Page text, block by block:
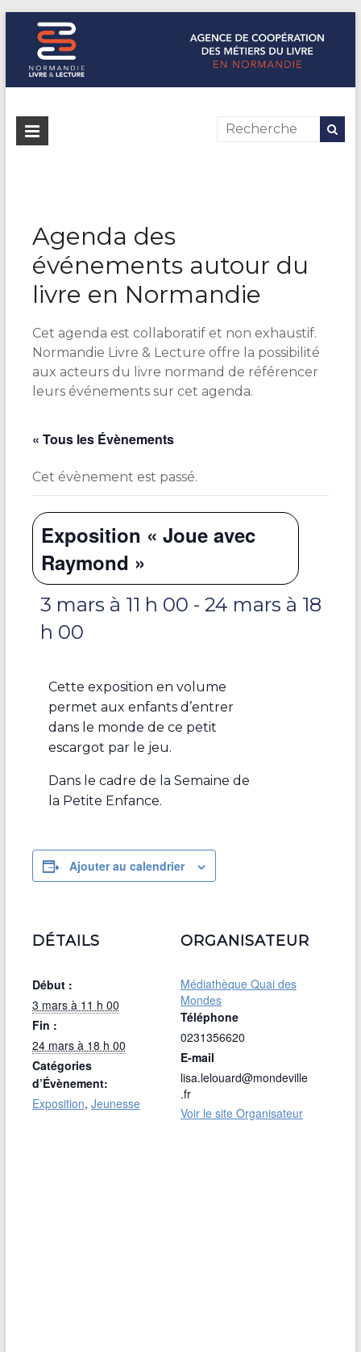
Normandie Livre & Lecture
L'agence de coopération des métiers du livre en Normandie
Agenda des
événements autour du
livre en Normandie
Cet agenda est collaboratif et non exhaustif.
Normandie Livre & Lecture offre la possibilité
aux acteurs du livre normand de référencer
leurs événements sur cet agenda.
« Tous les Évènements
Cet évènement est passé.
Exposition « Joue avec
Raymond »
3 mars à 11 h 00 - 24 mars à 18
h 00
Cette exposition en volume
permet aux enfants d’entrer
dans le monde de ce petit
escargot par le jeu.
Dans le cadre de la Semaine de
la Petite Enfance.
Ajouter au calendrier
DÉTAILS
Début :
3 mars à 11 h 00
Fin :
24 mars à 18 h 00
Catégories
d’Évènement:
Exposition, Jeunesse
ORGANISATEUR
Médiathèque Quai des
Mondes
Téléphone
0231356620
E-mail
lisa.lelouard@mondeville
.fr
Voir le site Organisateur